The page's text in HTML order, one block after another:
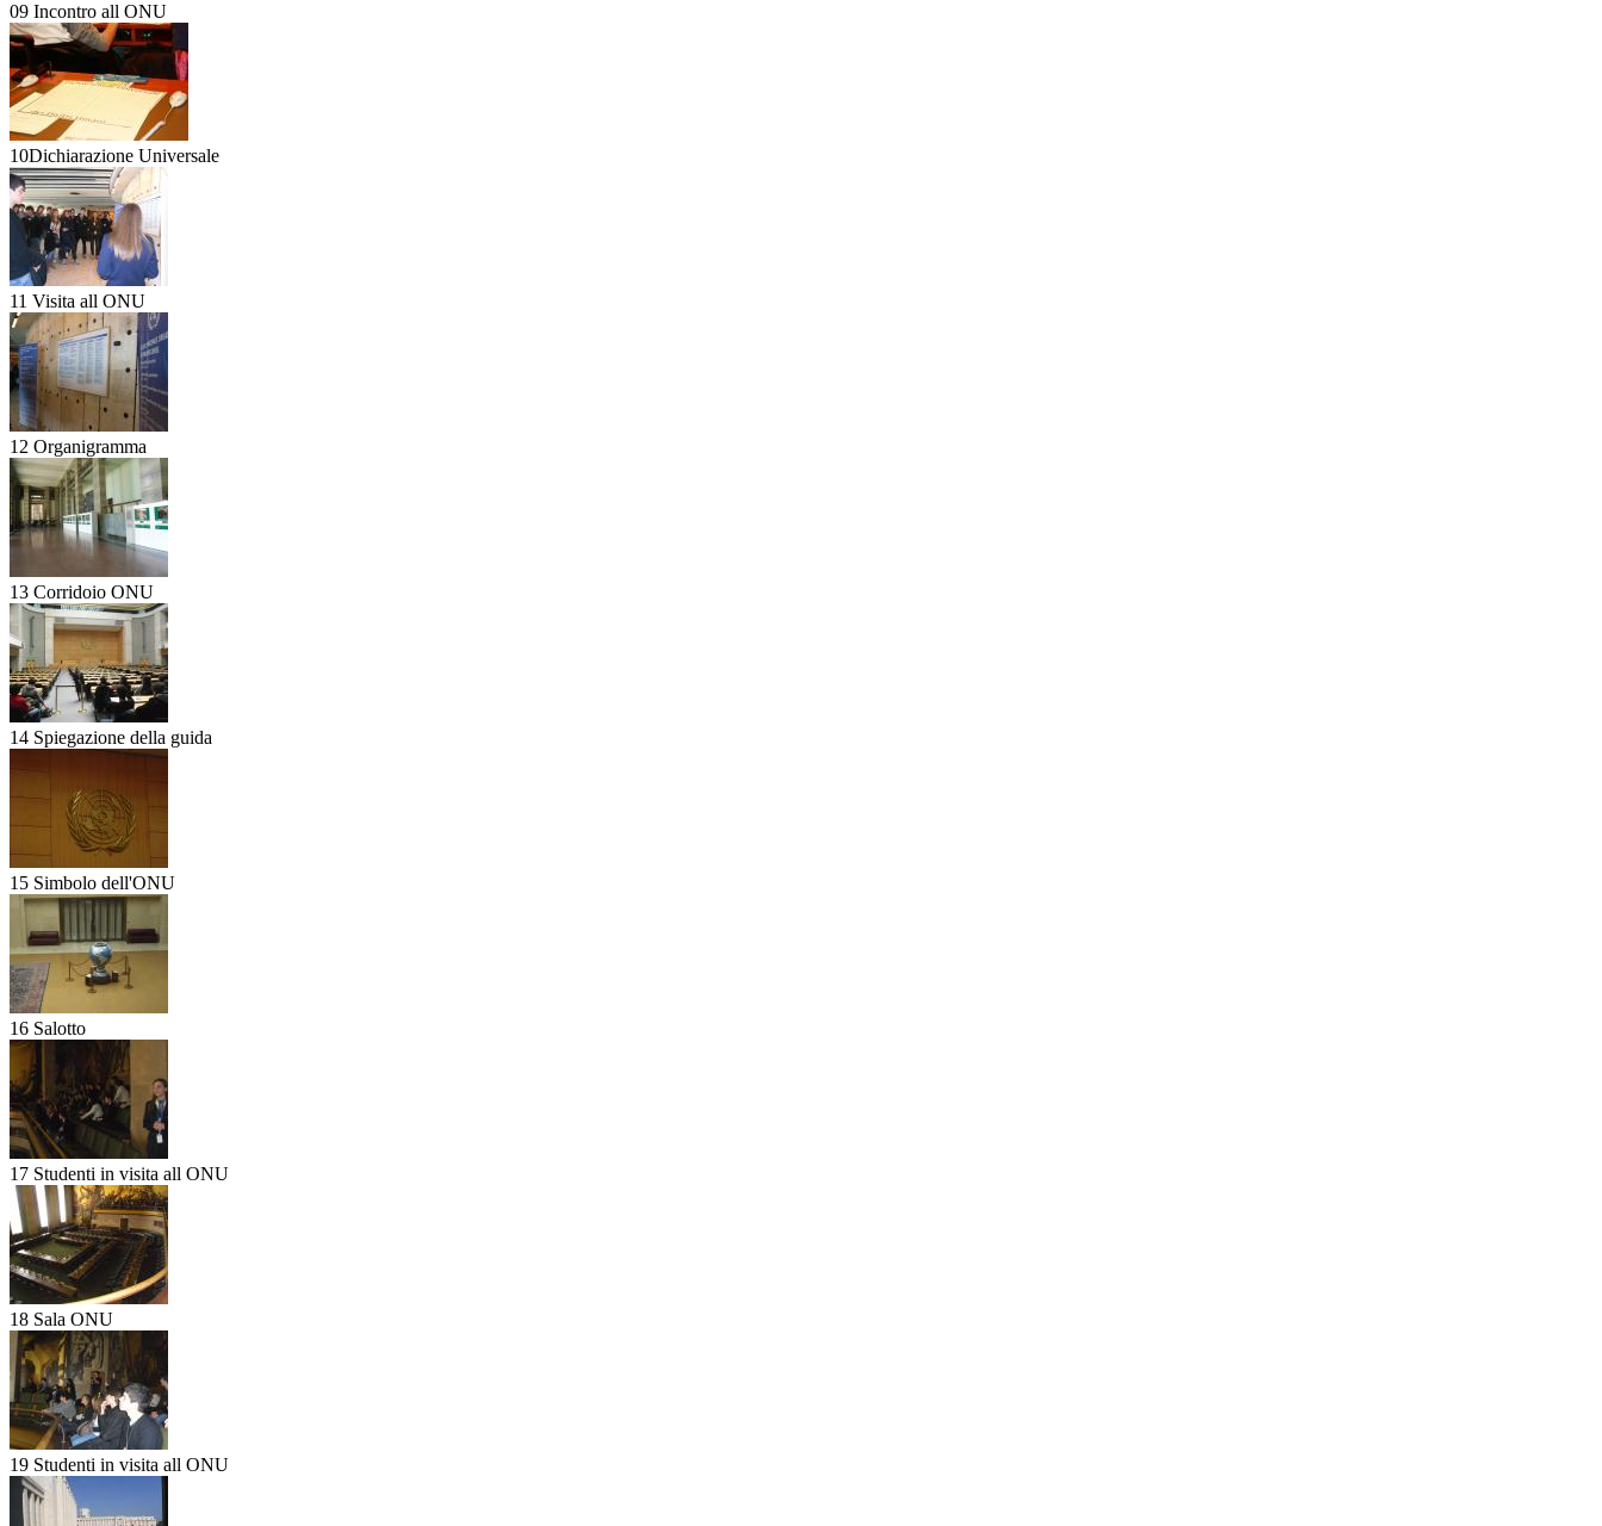
09 Incontro all ONU
10Dichiarazione Universale
11 Visita all ONU
12 Organigramma
13 Corridoio ONU
14 Spiegazione della guida
15 Simbolo dell'ONU
16 Salotto
17 Studenti in visita all ONU
18 Sala ONU
19 Studenti in visita all ONU